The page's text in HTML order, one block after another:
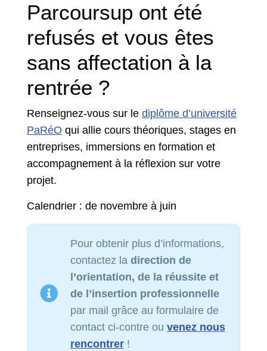
Parcoursup ont été
refusés et vous êtes
sans affectation à la
rentrée ?
Renseignez-vous sur le diplôme d’université
PaRéO qui allie cours théoriques, stages en
entreprises, immersions en formation et
accompagnement à la réflexion sur votre
projet.
Calendrier : de novembre à juin
Pour obtenir plus d’informations,
contactez la direction de
l’orientation, de la réussite et
de l’insertion professionnelle
par mail grâce au formulaire de
contact ci-contre ou venez nous
rencontrer !